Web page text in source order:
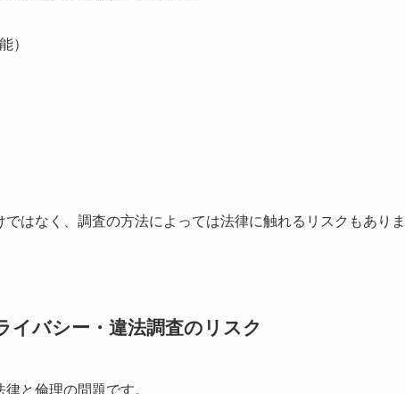
）
はなく、調査の方法によっては法律に触れるリスクもありま
イバシー・違法調査のリスク
と倫理の問題です。